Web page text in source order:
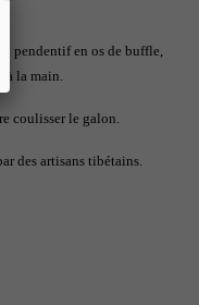
pendentif en os de buffle,
à la main.
coulisser le galon.
des artisans tibétains.